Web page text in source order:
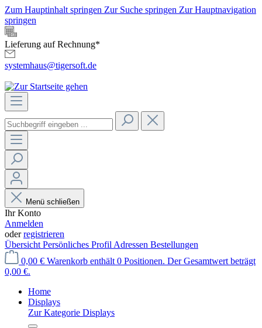
Zum Hauptinhalt springen Zur Suche springen Zur Hauptnavigation
springen
Lieferung auf Rechnung*
systemhaus@tigersoft.de
Menü schließen
Ihr Konto
Anmelden
oderregistrieren
Übersicht Persönliches Profil Adressen Bestellungen
0,00 € Warenkorb enthält 0 Positionen. Der Gesamtwert beträgt
0,00 €.
Home
Displays
Zur Kategorie Displays